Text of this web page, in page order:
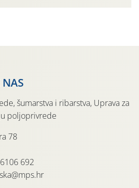
NAS
šumarstva i ribarstva, Uprava za
poljoprivrede
78
692